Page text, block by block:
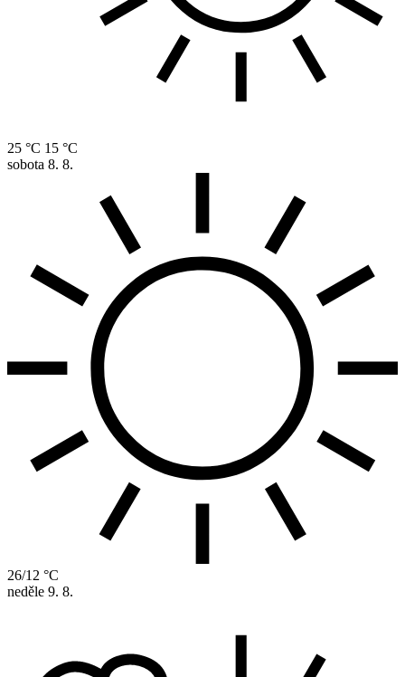
25 °C 15 °C
sobota 8. 8.
26/12 °C
neděle 9. 8.